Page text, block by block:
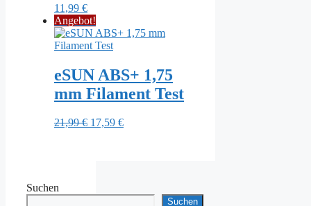
11,99 €
Angebot!
eSUN ABS+ 1,75
mm Filament Test
21,99€ Ursprünglicher
17,59 €Aktueller
Suchen
Suchen